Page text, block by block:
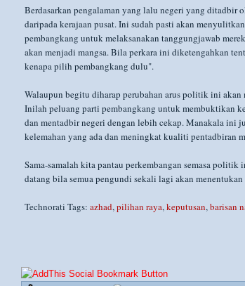
Berdasarkan pengalaman yang lalu negeri yang ditadbir
daripada kerajaan pusat. Ini sudah pasti akan
pembangkang untuk melaksanakan tanggungjawab
akan menjadi mangsa. Bila perkara ini diketengahkan
kenapa pilih pembangkang dulu".
Walaupun begitu diharap perubahan arus politik ini akan
Inilah peluang parti pembangkang untuk membuktikan
dan mentadbir negeri dengan lebih cekap. Manakala ini
kelemahan yang ada dan meningkat kualiti pentadbiran
Sama-samalah kita pantau perkembangan semasa
datang bila semua pengundi sekali lagi akan
Technorati Tags: azhad,pilihan raya,keputusan,barisan